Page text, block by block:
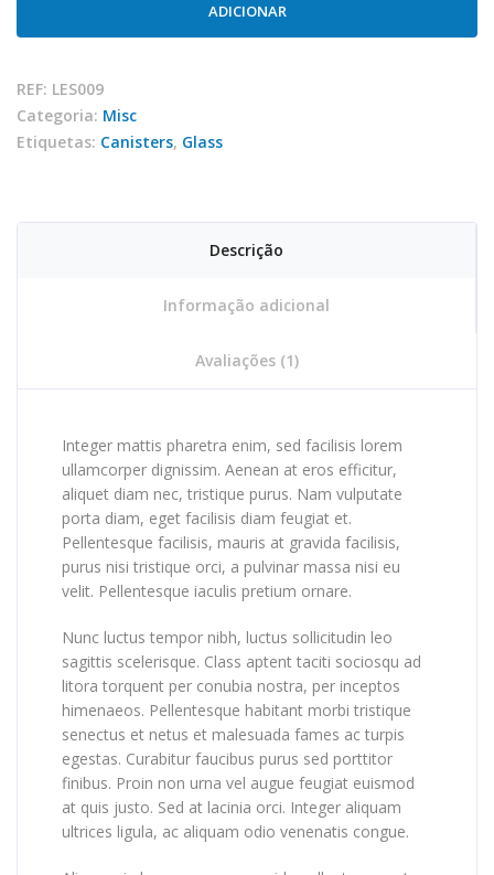
ADICIONAR
REF: LES009
Categoria: Misc
Etiquetas: Canisters, Glass
Descrição
Informação adicional
Avaliações (1)
Integer mattis pharetra enim, sed facilisis lorem
ullamcorper dignissim. Aenean at eros efficitur,
aliquet diam nec, tristique purus. Nam vulputate
porta diam, eget facilisis diam feugiat et.
Pellentesque facilisis, mauris at gravida facilisis,
purus nisi tristique orci, a pulvinar massa nisi eu
velit. Pellentesque iaculis pretium ornare.
Nunc luctus tempor nibh, luctus sollicitudin leo
sagittis scelerisque. Class aptent taciti sociosqu ad
litora torquent per conubia nostra, per inceptos
himenaeos. Pellentesque habitant morbi tristique
senectus et netus et malesuada fames ac turpis
egestas. Curabitur faucibus purus sed porttitor
finibus. Proin non urna vel augue feugiat euismod
at quis justo. Sed at lacinia orci. Integer aliquam
ultrices ligula, ac aliquam odio venenatis congue.